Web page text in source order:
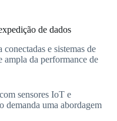
de dados
e sistemas de
da performance de
sensores IoT e
demanda uma abordagem